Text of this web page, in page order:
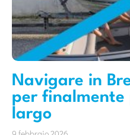
Navigare in
per finalmente
largo